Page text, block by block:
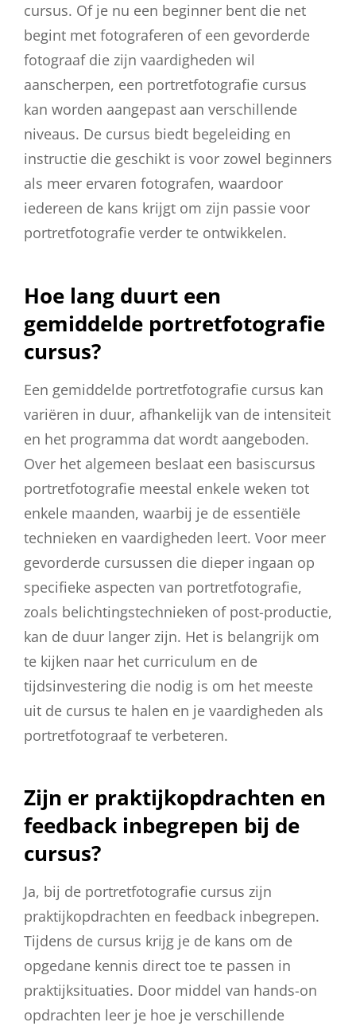
cursus. Of je nu een beginner bent die net
begint met fotograferen of een gevorderde
fotograaf die zijn vaardigheden wil
aanscherpen, een portretfotografie cursus
kan worden aangepast aan verschillende
niveaus. De cursus biedt begeleiding en
instructie die geschikt is voor zowel beginners
als meer ervaren fotografen, waardoor
iedereen de kans krijgt om zijn passie voor
portretfotografie verder te ontwikkelen.
Hoe lang duurt een
gemiddelde portretfotografie
cursus?
Een gemiddelde portretfotografie cursus kan
variëren in duur, afhankelijk van de intensiteit
en het programma dat wordt aangeboden.
Over het algemeen beslaat een basiscursus
portretfotografie meestal enkele weken tot
enkele maanden, waarbij je de essentiële
technieken en vaardigheden leert. Voor meer
gevorderde cursussen die dieper ingaan op
specifieke aspecten van portretfotografie,
zoals belichtingstechnieken of post-productie,
kan de duur langer zijn. Het is belangrijk om
te kijken naar het curriculum en de
tijdsinvestering die nodig is om het meeste
uit de cursus te halen en je vaardigheden als
portretfotograaf te verbeteren.
Zijn er praktijkopdrachten en
feedback inbegrepen bij de
cursus?
Ja, bij de portretfotografie cursus zijn
praktijkopdrachten en feedback inbegrepen.
Tijdens de cursus krijg je de kans om de
opgedane kennis direct toe te passen in
praktijksituaties. Door middel van hands-on
opdrachten leer je hoe je verschillende